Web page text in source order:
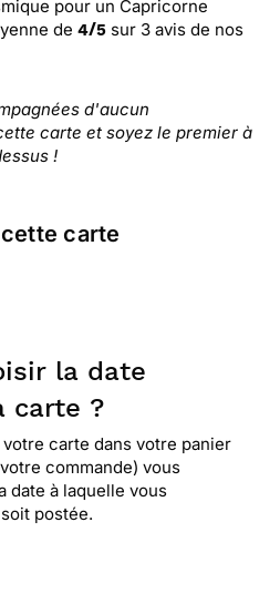
pour un Capricorne
de 4/5 sur 3 avis de nos
d'aucun
carte et soyez le premier à
!
carte
la date
carte ?
carte dans votre panier
commande) vous
date à laquelle vous
postée.